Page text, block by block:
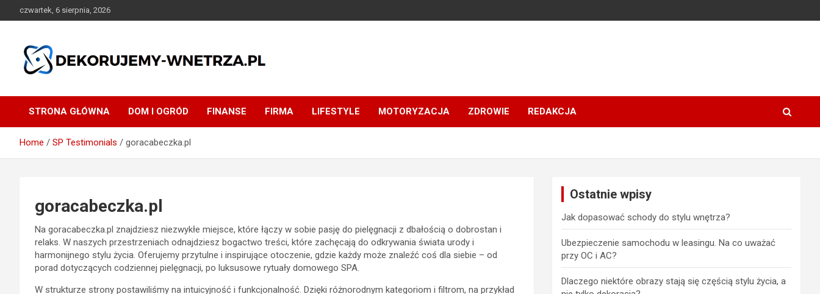
to
czwartek, 6 sierpnia, 2026
dekorujemy-wnetrza.pl
STRONA GŁÓWNA DOM I OGRÓD FINANSE FIRMA LIFESTYLE MOTORYZACJA ZDROWIE REDAKCJA
Home SP Testimonials goracabeczka.pl
goracabeczka.pl
Na goracabeczka.pl znajdziesz niezwykłe miejsce, które łączy w sobie pasję do pielęgnacji z dbałością o dobrostan i
relaks. W naszych przestrzeniach odnajdziesz bogactwo treści, które zachęcają do odkrywania świata urody i
harmonijnego stylu życia. Oferujemy przytulne i inspirujące otoczenie, gdzie każdy może znaleźć coś dla siebie – od
porad dotyczących codziennej pielęgnacji, po luksusowe rytuały domowego SPA.
W strukturze strony postawiliśmy na intuicyjność i funkcjonalność. Dzięki różnorodnym kategoriom i filtrom, na przykład
Ostatnie wpisy
Jak dopasować schody do stylu wnętrza?
Ubezpieczenie samochodu w leasingu. Na co uważać
przy OC i AC?
Dlaczego niektóre obrazy stają się częścią stylu życia, a